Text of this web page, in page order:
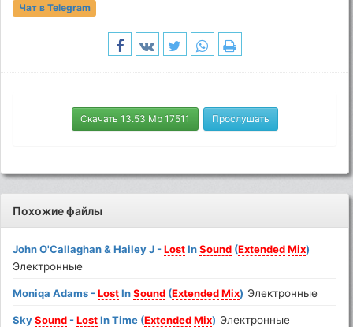
Чат в Telegram
Скачать 13.53 Mb 17511 Прослушать
Похожие файлы
John O'Callaghan & Hailey J -LostInSound (Extended Mix)
Электронные
Moniqa Adams -LostInSound (Extended Mix) Электронные
SkySound -LostIn Time (Extended Mix) Электронные